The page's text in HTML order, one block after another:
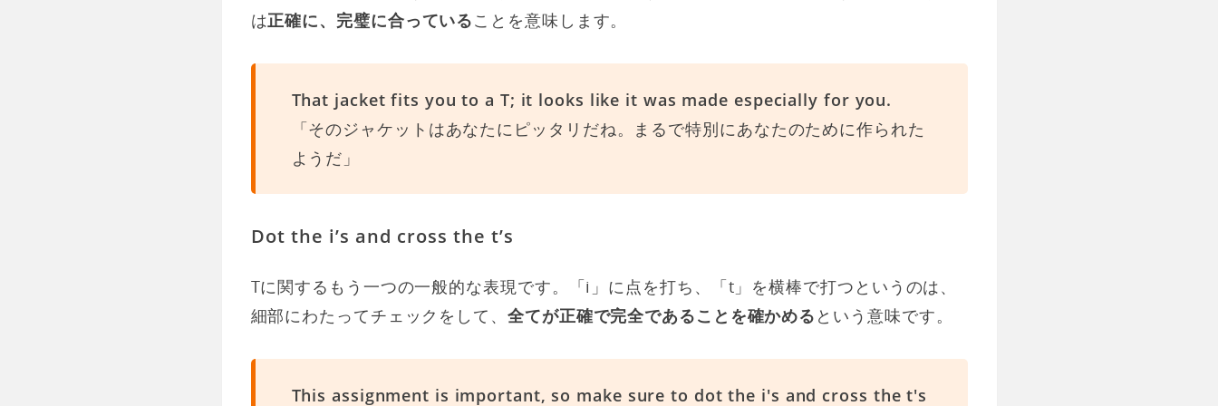
は正確に、完璧に合っていることを意味します。
That jacket fits you to a T; it looks like it was made especially for you.
「そのジャケットはあなたにピッタリだね。まるで特別にあなたのために作られた
ようだ」
Dot the i’s and cross the t’s
Tに関するもう一つの一般的な表現です。「i」に点を打ち、「t」を横棒で打つというのは、
細部にわたってチェックをして、 全てが正確で完全であることを確かめる という意味です。
This assignment is important, so make sure to dot the i's and cross the t's